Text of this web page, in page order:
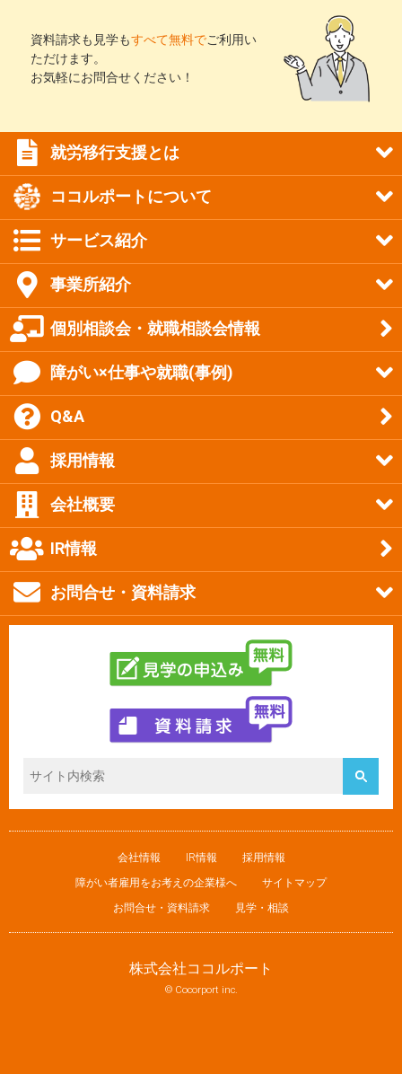
資料請求も見学もすべて無料でご利用い
ただけます。
お気軽にお問合せください！
就労移行支援とは
ココルポートについて
サービス紹介
事業所紹介
個別相談会・就職相談会情報
障がい×仕事や就職(事例)
Q&A
採用情報
会社概要
IR情報
お問合せ・資料請求
会社情報 IR情報
採用情報
障がい者雇用をお考えの企業様へ
サイトマップ
お問合せ・資料請求
見学・相談
株式会社ココルポート
© Cocorport inc.